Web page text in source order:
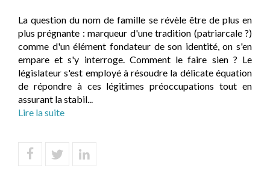
La question du nom de famille se révèle être de plus en
plus prégnante : marqueur d'une tradition (patriarcale ?)
comme d'un élément fondateur de son identité, on s'en
empare et s'y interroge. Comment le faire sien ? Le
législateur s'est employé à résoudre la délicate équation
de répondre à ces légitimes préoccupations tout en
assurant la stabil...
Lire la suite